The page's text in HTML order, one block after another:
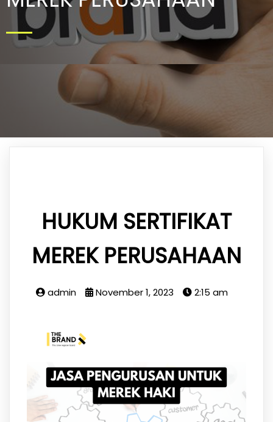
HUKUM SERTIFIKAT
MEREK PERUSAHAAN
admin November 1, 2023 2:15 am